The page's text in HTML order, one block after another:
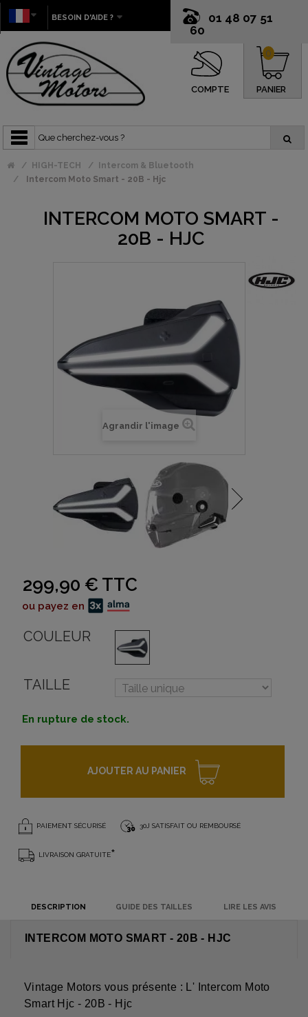
01 48 07 51
60
BESOIN D'AIDE ?
COMPTE PANIER
0
HIGH-TECH
Intercom & Bluetooth
Intercom Moto Smart - 20B - Hjc
INTERCOM MOTO SMART -
20B - HJC
Agrandir l'image
299,90 € TTC
ou payez en
COULEUR
TAILLE
En rupture de stock.
AJOUTER AU PANIER
PAIEMENT SÉCURISÉ 30J SATISFAIT OU REMBOURSÉ
LIVRAISON GRATUITE*
DESCRIPTION GUIDE DES TAILLES LIRE LES AVIS
INTERCOM MOTO SMART - 20B - HJC
Vintage Motors vous présente : L' Intercom Moto
Smart Hjc - 20B - Hjc